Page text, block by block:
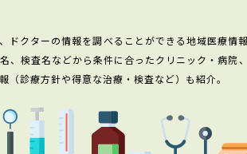
クターの情報を調べることができる地域医療情報
検査名などから条件に合ったクリニック・病院
診療方針や得意な治療・検査など）も紹介。